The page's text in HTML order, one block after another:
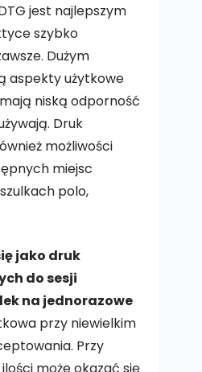
jest najlepszym
szybko
Dużym
aspekty użytkowe
niską odporność
Druk
możliwości
miejsc
polo,
jako druk
do sesji
na jednorazowe
przy niewielkim
Przy
może okazać się